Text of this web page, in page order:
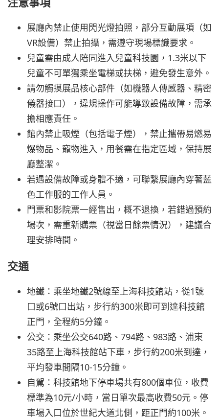
展廳內禁止使用閃光燈拍照，部分互動展項（如
VR設備）禁止拍攝，需遵守現場標識要求。
兒童需由成人陪同進入兒童科技園，1.3米以下
兒童不可單獨乘坐電梯或扶梯，避免發生意外。
請勿觸摸展品核心部件（如機器人傳感器、精密
儀器接口），違規操作可能導致設備故障，需承
擔相應責任。
館內禁止吸煙（包括電子煙），禁止攜帶易燃易
爆物品、寵物進入，用餐需在指定區域，保持展
廳整潔。
若遇設備故障或身體不適，可聯繫展廳內穿著藍
色工作服的工作人員。
門票和影院票一經售出，概不退換，若錯過預約
場次，需重新購票（視當日餘票情況），建議合
理安排時間。
交通
地鐵：乘坐地鐵2號線至上海科技館站，從1號
口或6號口出站，步行約300米即可到達科技館
正門，全程約5分鐘。
公交：乘坐公交640路、794路、983路、浦東
35路至上海科技館站下車，步行約200米到達，
平均發車間隔10-15分鐘。
自駕：科技館地下停車場共有800個車位，收費
標準為10元/小時，當日單次最高收費50元。停
車場入口位於世紀大道北側，距正門約100米。